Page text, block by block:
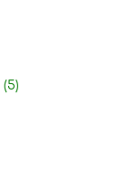
(5)